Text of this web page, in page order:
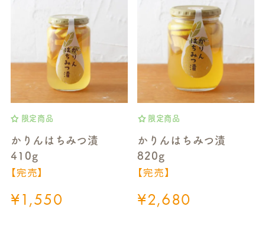
限定商品
かりんはちみつ漬
410g
【完売】
¥1,550
限定商品
かりんはちみつ漬
820g
【完売】
¥2,680